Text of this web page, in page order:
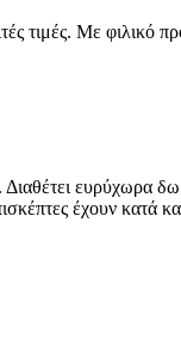
τιμές. Με φιλικό
ευρύχωρα
έχουν κατά